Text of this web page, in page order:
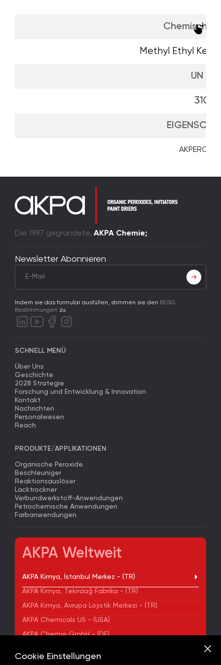
Chemischer
Methyl Ethyl
UN No
3105
AKPEROX
Die 1997 gegründete, AKPA Chemie;
Newsletter Abonnieren
Indem sie das formular ausfüllen, stimmen sie den BDSG
Bestimmungen zu.
SCHNELL MENÜ
Über Uns
Geschichte
2028 Strategie
Forschung und Entwicklung & Innovation
Kontakt
Nachrichten
Personalwesen
Reach
PRODUKTE/APPLIKATIONEN
Organische Peroxide
Beschleuniger
Reaktionsauslöser
Lacktrockner
Verbundwerkstoff-Anwendungen
Petrochemische Anwendungen
Farbanwendungen
AKPA Weltweit
AKPA Kimya, İstanbul Merkez - (TR)
AKPA Kimya, Tekirdağ Fabrika - (TR)
AKPA Kimya, Avrupa Lojistik Merkezi - (TR)
AKPA Chemicals US - (USA)
AKPA Chemie GmbH - (DE)
Cookie Einstellungen